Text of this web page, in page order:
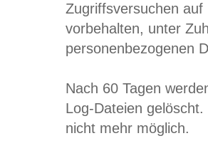
Zugriffsversuchen
vorbehalten, unter
personenbezogenen
Nach 60 Tagen
Log-Dateien
nicht mehr möglich.